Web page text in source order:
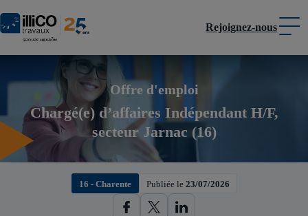
Panneau de gestion des cookies
Rejoignez-nous
Offre d'emploi
Chargé(e) d’affaires Indépendant H/F,
secteur Jarnac (16)
16 - Charente Publiée le 23/07/2026